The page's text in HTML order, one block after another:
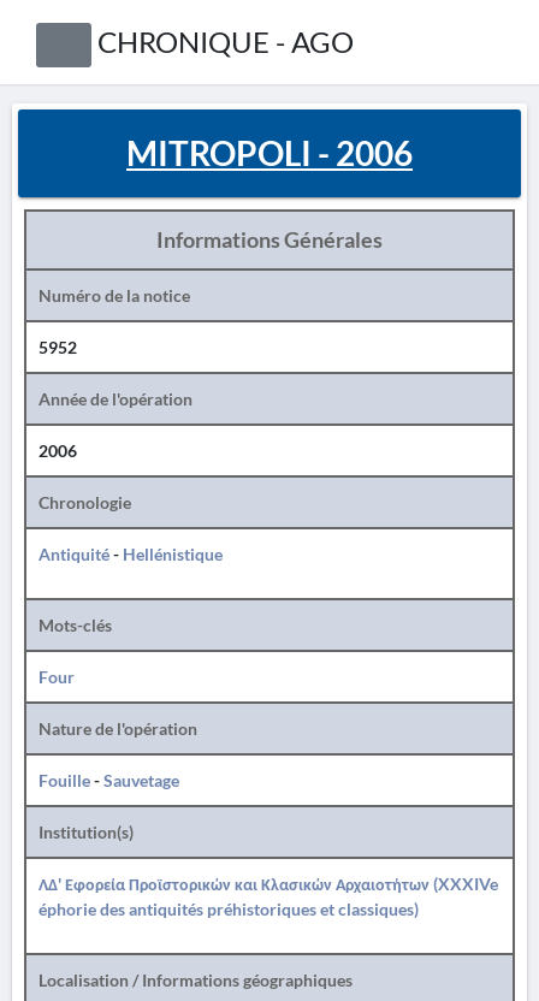
CHRONIQUE - AGO
MITROPOLI - 2006
Informations Générales
Numéro de la notice
5952
Année de l'opération
2006
Chronologie
Antiquité- Hellénistique
Mots-clés
Four
Nature de l'opération
Fouille-Sauvetage
Institution(s)
ΛΔ' Εφορεία Προϊστορικών και Κλασικών Αρχαιοτήτων (XXXIVe
éphorie des antiquités préhistoriques et classiques)
Localisation / Informations géographiques